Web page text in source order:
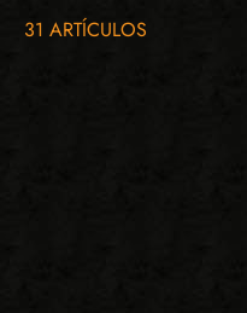
31 ARTÍCULOS